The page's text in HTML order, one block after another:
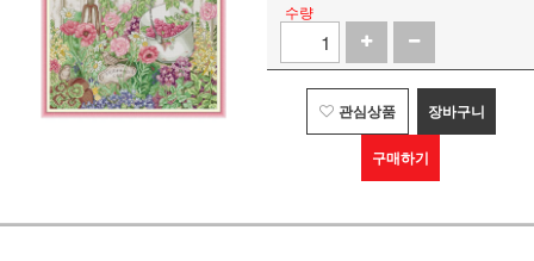
수량
관심상품 장바구니
구매하기